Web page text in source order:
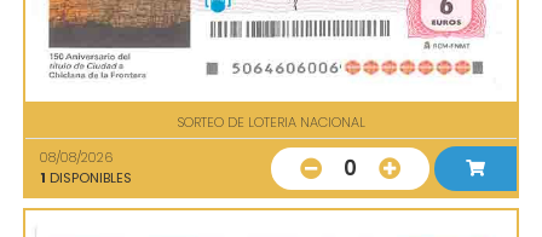
SORTEO DE LOTERIA NACIONAL
08/08/2026
1 DISPONIBLES 0